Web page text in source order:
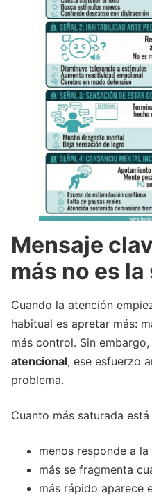
Mensaje
más no es
Cuando la atención
habitual es apretar más:
más control. Sin
atencional, ese esfuerzo
problema.
Cuanto más saturada
menos responde a
más se fragmenta
más rápido aparece